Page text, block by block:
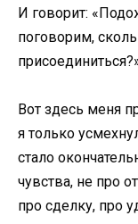
И говорит:
поговорим,
Вот здесь меня
я только
стало
чувства, не про
про сделку, про